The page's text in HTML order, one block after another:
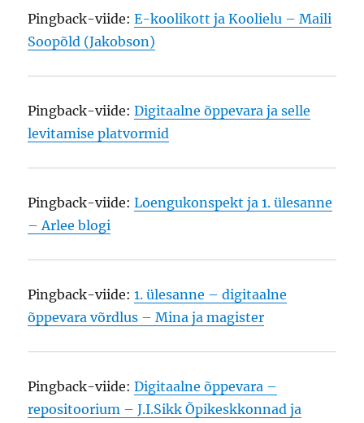
Pingback-viide:E-koolikott ja Koolielu – Maili
Soopõld (Jakobson)
Pingback-viide:Digitaalne õppevara ja selle
levitamise platvormid
Pingback-viide:Loengukonspekt ja 1. ülesanne
– Arlee blogi
Pingback-viide:1. ülesanne – digitaalne
õppevara võrdlus – Mina ja magister
Pingback-viide:Digitaalne õppevara –
repositoorium – J.I.Sikk Õpikeskkonnad ja